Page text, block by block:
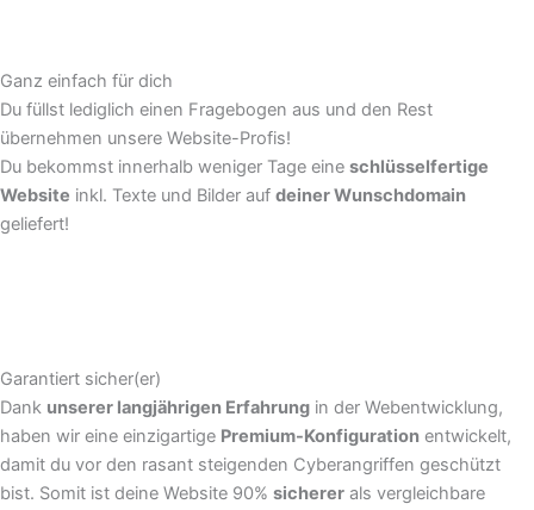
Ganz einfach für dich
Du füllst lediglich einen Fragebogen aus und den Rest
übernehmen unsere Website-Profis!
Du bekommst innerhalb weniger Tage eine schlüsselfertige
Website inkl. Texte und Bilder auf deiner Wunschdomain
geliefert!
Garantiert sicher(er)
Dank unserer langjährigen Erfahrung in der Webentwicklung,
haben wir eine einzigartige Premium-Konfiguration entwickelt,
damit du vor den rasant steigenden Cyberangriffen geschützt
bist. Somit ist deine Website 90% sicherer als vergleichbare